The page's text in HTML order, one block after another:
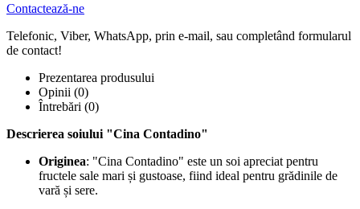
Contactează-ne
Telefonic, Viber, WhatsApp, prin e-mail, sau completând formularul
de contact!
Prezentarea produsului
Opinii (0)
Întrebări (0)
Descrierea soiului "Cina Contadino"
Originea: "Cina Contadino" este un soi apreciat pentru
fructele sale mari și gustoase, fiind ideal pentru grădinile de
vară și sere.